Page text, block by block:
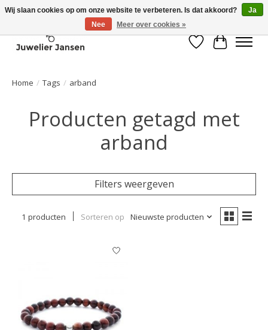
Verlanglijst
Home / Tags / arband
Producten getagd met
arband
Filters weergeven
1 producten Sorteren op Nieuwste producten
Wij slaan cookies op om onze website te verbeteren. Is dat akkoord?
Ja
Nee
Meer over cookies »